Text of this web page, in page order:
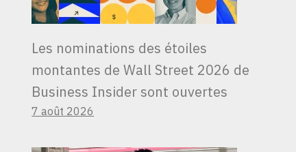
Les nominations des étoiles
montantes de Wall Street 2026 de
Business Insider sont ouvertes
7 août 2026